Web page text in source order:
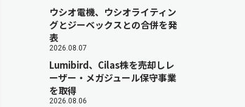
ウシオ電機、ウシオライティン
グとジーベックスとの合併を発
表
2026.08.07
Lumibird、Cilas株を売却しレ
ーザー・メガジュール保守事業
を取得
2026.08.06